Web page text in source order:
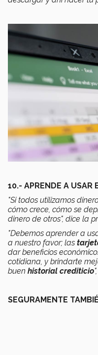
10.- APRENDE A USAR
"Si todos utilizamos
cómo crece, cómo se
dinero de otros", dice la
"Debemos aprender a
a nuestro favor; las
dar beneficios
cotidiana, y brindarte
buen historial crediticio
SEGURAMENTE